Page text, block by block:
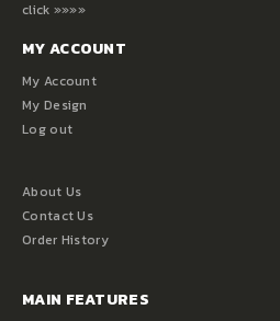
click »»»»
MY ACCOUNT
My Account
My Design
Log out
About Us
Contact Us
Order History
MAIN FEATURES